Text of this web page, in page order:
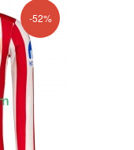
-52%